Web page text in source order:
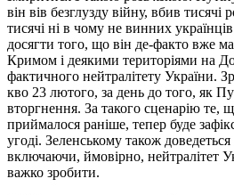
він вів безглузду війну, вбив тисячі
тисячі ні в чому не винних
досягти того, що він де-факто вже
Кримом і деякими територіями на
фактичного нейтралітету України.
кво 23 лютого, за день до того, як
вторгнення. За такого сценарію те,
приймалося раніше, тепер буде
угоді. Зеленському також
включаючи, ймовірно, нейтралітет
важко зробити.